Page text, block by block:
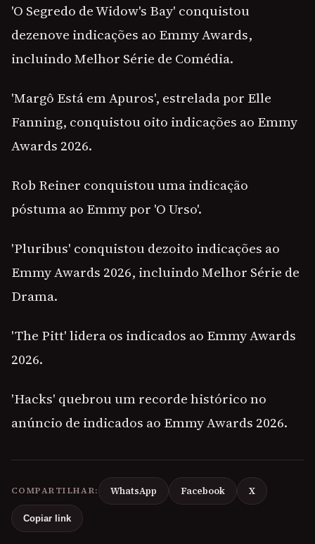
'O Segredo de Widow's Bay' conquistou
dezenove indicações ao Emmy Awards,
incluindo Melhor Série de Comédia.
'Margô Está em Apuros', estrelada por Elle
Fanning, conquistou oito indicações ao Emmy
Awards 2026.
Rob Reiner conquistou uma indicação
póstuma ao Emmy por 'O Urso'.
'Pluribus' conquistou dezoito indicações ao
Emmy Awards 2026, incluindo Melhor Série de
Drama.
'The Pitt' lidera os indicados ao Emmy Awards
2026.
'Hacks' quebrou um recorde histórico no
anúncio de indicados ao Emmy Awards 2026.
COMPARTILHAR: WhatsApp Facebook X
Copiar link